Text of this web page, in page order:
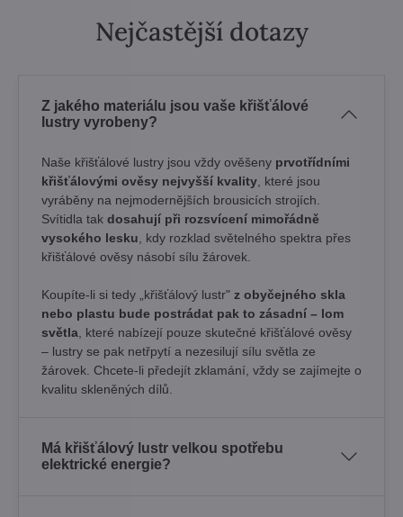
Nejčastější dotazy
Z jakého materiálu jsou vaše křišťálové
lustry vyrobeny?
Naše křišťálové lustry jsou vždy ověšeny prvotřídními
křišťálovými ověsy nejvyšší kvality , které jsou
vyráběny na nejmodernějších brousicích strojích.
Svítidla tak dosahují při rozsvícení mimořádně
vysokého lesku , kdy rozklad světelného spektra přes
křišťálové ověsy násobí sílu žárovek. ​
Koupíte-li si tedy „křišťálový lustr" z obyčejného skla
nebo plastu bude postrádat pak to zásadní – lom
světla , které nabízejí pouze skutečné křišťálové ověsy
– lustry se pak netřpytí a nezesilují sílu světla ze
žárovek. Chcete-li předejít zklamání, vždy se zajímejte o
kvalitu skleněných dílů.
Má křišťálový lustr velkou spotřebu
elektrické energie?